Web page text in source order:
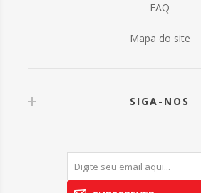
FAQ
Mapa do site
SIGA-NOS